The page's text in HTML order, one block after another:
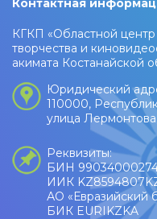
Контактная
КГКП «Областной
творчества и
акимата Костанайской
Юридический
110000,
улица
Реквизиты:
БИН
ИИК
АО «Евразийский
БИК EURIKZKA